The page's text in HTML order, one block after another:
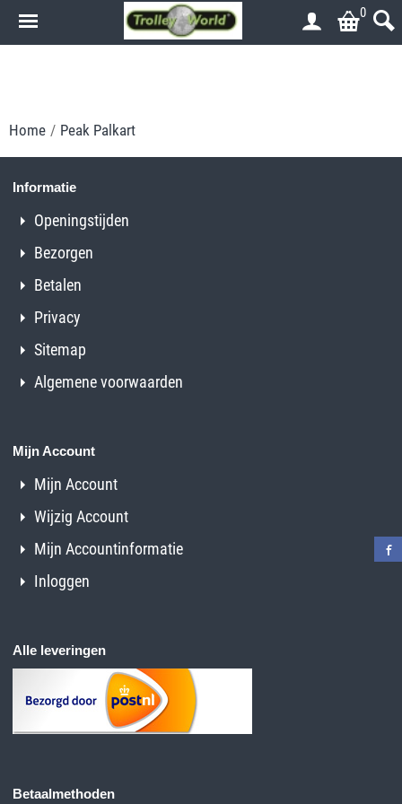
0
Home / Peak Palkart
Informatie
Openingstijden
Bezorgen
Betalen
Privacy
Sitemap
Algemene voorwaarden
Mijn Account
Mijn Account
Wijzig Account
Mijn Accountinformatie
Inloggen
Alle leveringen
Betaalmethoden